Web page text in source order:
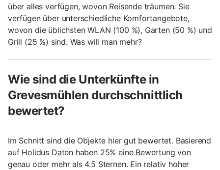
über alles verfügen, wovon Reisende träumen. Sie
verfügen über unterschiedliche Komfortangebote,
wovon die üblichsten WLAN (100 %), Garten (50 %) und
Grill (25 %) sind. Was will man mehr?
Wie sind die Unterkünfte in
Grevesmühlen durchschnittlich
bewertet?
Im Schnitt sind die Objekte hier gut bewertet. Basierend
auf Holidus Daten haben 25% eine Bewertung von
genau oder mehr als 4.5 Sternen. Ein relativ hoher